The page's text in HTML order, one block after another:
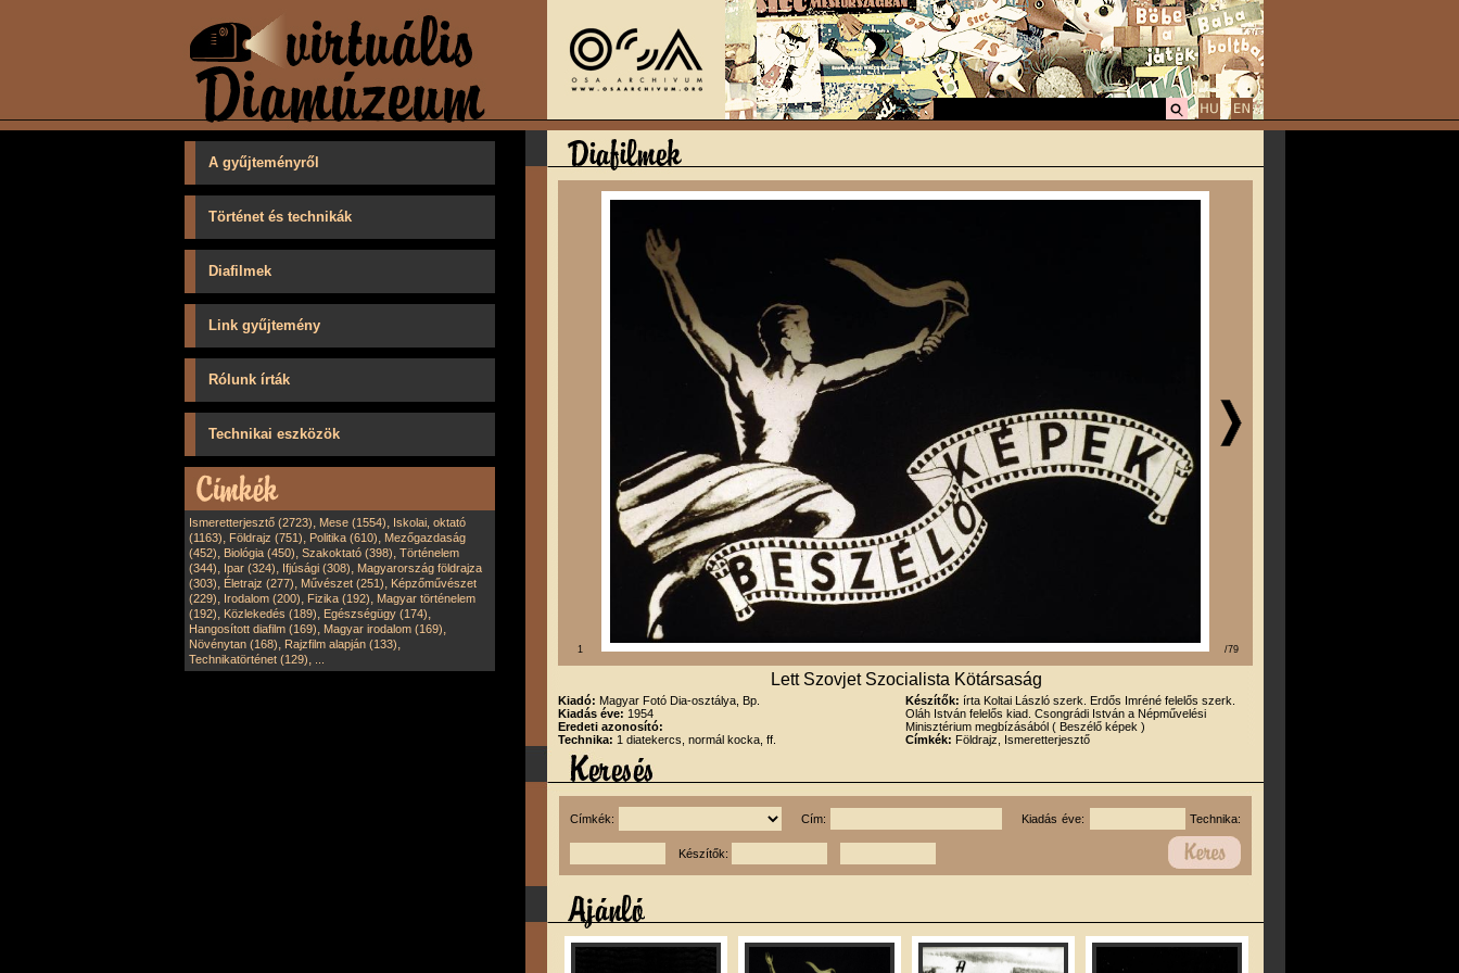
A gyűjteményről
Történet és technikák
Diafilmek
Link gyűjtemény
Rólunk írták
Technikai eszközök
Ismeretterjesztő (2723), Mese (1554), Iskolai, oktató
(1163), Földrajz (751), Politika (610), Mezőgazdaság
(452), Biológia (450), Szakoktató (398), Történelem
(344), Ipar (324), Ifjúsági (308), Magyarország földrajza
(303), Életrajz (277), Művészet (251), Képzőművészet
(229), Irodalom (200), Fizika (192), Magyar történelem
(192), Közlekedés (189), Egészségügy (174),
Hangosított diafilm (169), Magyar irodalom (169),
Növénytan (168), Rajzfilm alapján (133),
Technikatörténet (129),
1 /79
Lett Szovjet Szocialista Kötársaság
Kiadó: Magyar Fotó Dia-osztálya, Bp.
Kiadás éve: 1954
Eredeti azonosító:
Technika: 1 diatekercs, normál kocka, ff.
Készítők: írta Koltai László szerk. Erdős Imréné felelős szerk.
Oláh István felelős kiad. Csongrádi István a Népművelési
Minisztérium megbízásából ( Beszélő képek )
Címkék: Földrajz, Ismeretterjesztő
Címkék: Cím: Kiadás éve: Technika:
Készítők: